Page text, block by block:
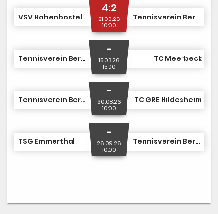
VSV Hohenbostel
4:2
21.06.26
10:00
Tennisverein Berenbostel II
Tennisverein Berenbostel II
-
15.08.26
15:00
TC Meerbeck
Tennisverein Berenbostel II
-
30.08.26
10:00
TC GRE Hildesheim
TSG Emmerthal
-
26.09.26
10:00
Tennisverein Berenbostel II